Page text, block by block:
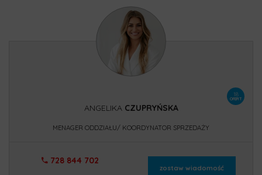
18
OFERT
ANGELIKA CZUPRYŃSKA
MENAGER ODDZIAŁU/ KOORDYNATOR SPRZEDAŻY
728 844 702
zostaw wiadomość